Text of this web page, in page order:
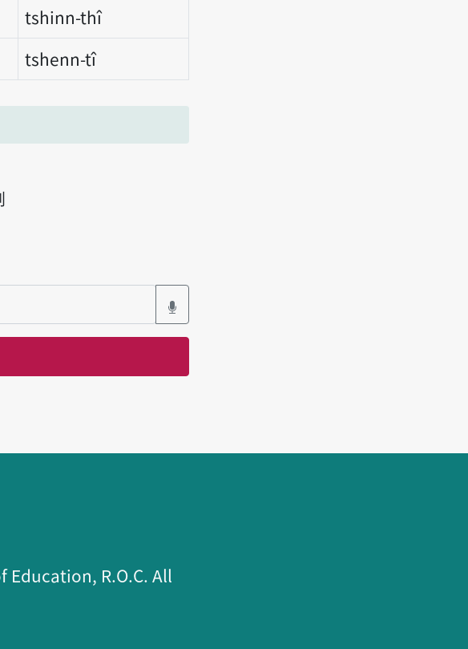
tshinn-thî
tshenn-tî
Education, R.O.C. All